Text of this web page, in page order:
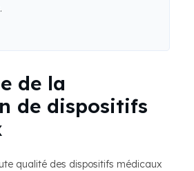
de la
de dispositifs
qualité des dispositifs médicaux